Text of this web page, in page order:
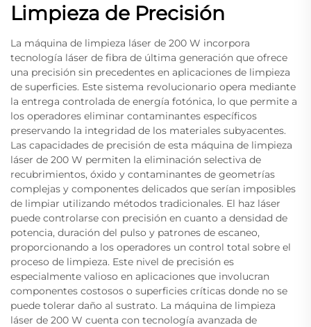
Limpieza de Precisión
La máquina de limpieza láser de 200 W incorpora
tecnología láser de fibra de última generación que ofrece
una precisión sin precedentes en aplicaciones de limpieza
de superficies. Este sistema revolucionario opera mediante
la entrega controlada de energía fotónica, lo que permite a
los operadores eliminar contaminantes específicos
preservando la integridad de los materiales subyacentes.
Las capacidades de precisión de esta máquina de limpieza
láser de 200 W permiten la eliminación selectiva de
recubrimientos, óxido y contaminantes de geometrías
complejas y componentes delicados que serían imposibles
de limpiar utilizando métodos tradicionales. El haz láser
puede controlarse con precisión en cuanto a densidad de
potencia, duración del pulso y patrones de escaneo,
proporcionando a los operadores un control total sobre el
proceso de limpieza. Este nivel de precisión es
especialmente valioso en aplicaciones que involucran
componentes costosos o superficies críticas donde no se
puede tolerar daño al sustrato. La máquina de limpieza
láser de 200 W cuenta con tecnología avanzada de